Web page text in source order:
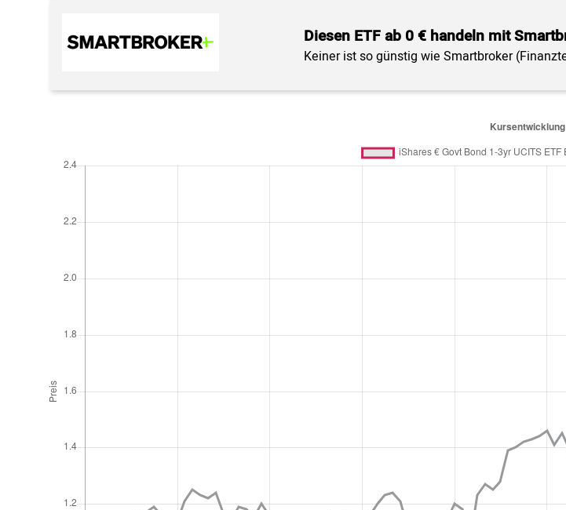
Diesen ETF ab 0 € handeln mit
Keiner ist so günstig wie Smartbroker